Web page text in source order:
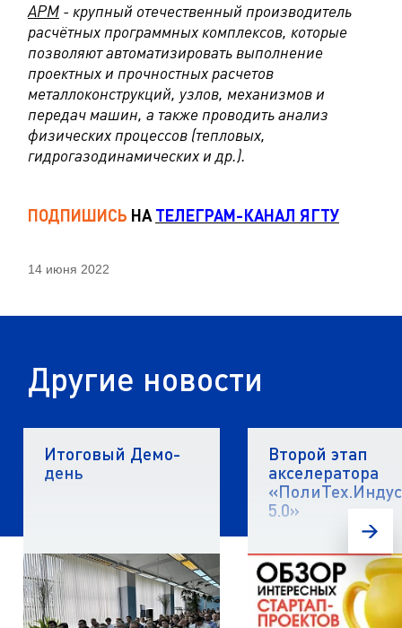
АРМ - крупный отечественный производитель
расчётных программных комплексов, которые
позволяют автоматизировать выполнение
проектных и прочностных расчетов
металлоконструкций, узлов, механизмов и
передач машин, а также проводить анализ
физических процессов (тепловых,
гидрогазодинамических и др.).
ПОДПИШИСЬ НАТЕЛЕГРАМ-КАНАЛ ЯГТУ
14 июня 2022
Другие новости
Итоговый Демо-
день
Второй этап
акселератора
5.0»